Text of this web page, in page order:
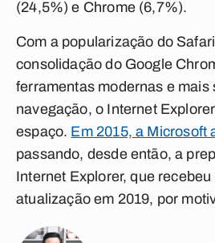
(24,5%) e Chrome (6,7%).
Com a popularização do
consolidação do Google
ferramentas modernas e mais
navegação, o Internet
espaço. Em 2015, a Microsoft
passando, desde então, a
Internet Explorer, que
atualização em 2019, por